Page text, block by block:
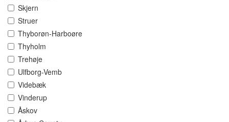
Skjern
Struer
Thyborøn-Harboøre
Thyholm
Trehøje
Ulfborg-Vemb
Videbæk
Vinderup
Åskov